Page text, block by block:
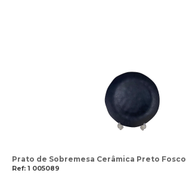
Prato de Sobremesa Cerâmica Preto Fosco
Ref: 1 005089